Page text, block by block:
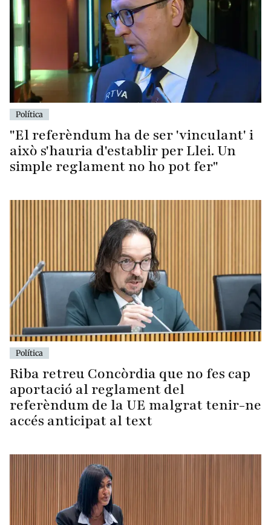
Política
"El referèndum ha de ser 'vinculant' i
això s'hauria d'establir per Llei. Un
simple reglament no ho pot fer"
Política
Riba retreu Concòrdia que no fes cap
aportació al reglament del
referèndum de la UE malgrat tenir-ne
accés anticipat al text